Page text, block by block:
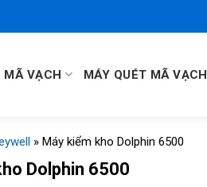
MÃ VẠCH MÁY QUÉT MÃ VẠCH
» Máy kiểm kho Dolphin 6500
Dolphin 6500